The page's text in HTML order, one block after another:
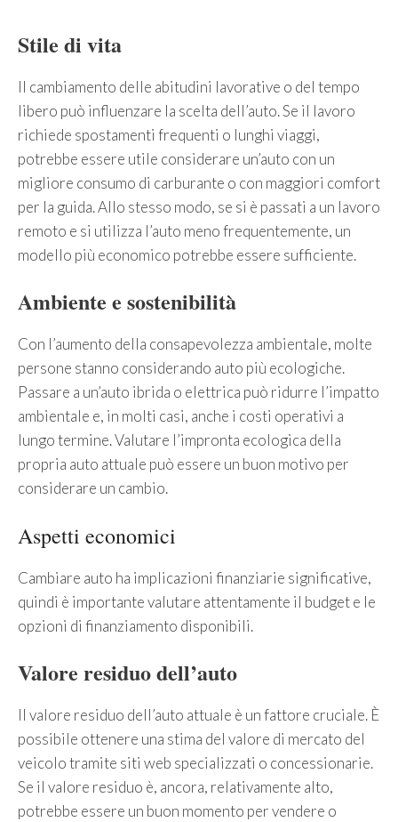
Stile di vita
Il cambiamento delle abitudini lavorative o del tempo
libero può influenzare la scelta dell’auto. Se il lavoro
richiede spostamenti frequenti o lunghi viaggi,
potrebbe essere utile considerare un’auto con un
migliore consumo di carburante o con maggiori comfort
per la guida. Allo stesso modo, se si è passati a un lavoro
remoto e si utilizza l’auto meno frequentemente, un
modello più economico potrebbe essere sufficiente.
Ambiente e sostenibilità
Con l’aumento della consapevolezza ambientale, molte
persone stanno considerando auto più ecologiche.
Passare a un’auto ibrida o elettrica può ridurre l’impatto
ambientale e, in molti casi, anche i costi operativi a
lungo termine. Valutare l’impronta ecologica della
propria auto attuale può essere un buon motivo per
considerare un cambio.
Aspetti economici
Cambiare auto ha implicazioni finanziarie significative,
quindi è importante valutare attentamente il budget e le
opzioni di finanziamento disponibili.
Valore residuo dell’auto
Il valore residuo dell’auto attuale è un fattore cruciale. È
possibile ottenere una stima del valore di mercato del
veicolo tramite siti web specializzati o concessionarie.
Se il valore residuo è, ancora, relativamente alto,
potrebbe essere un buon momento per vendere o